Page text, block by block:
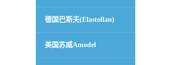
德国巴斯夫(Elastollan)
美国苏威Amodel